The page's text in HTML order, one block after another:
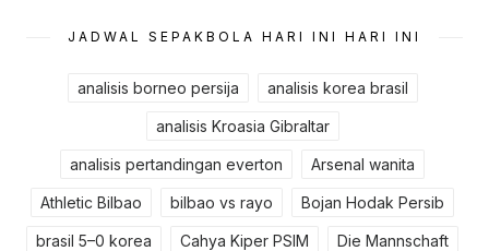
JADWAL SEPAKBOLA HARI INI HARI INI
analisis borneo persija analisis korea brasil
analisis Kroasia Gibraltar
analisis pertandingan everton Arsenal wanita
Athletic Bilbao bilbao vs rayo Bojan Hodak Persib
brasil 5–0 korea Cahya Kiper PSIM Die Mannschaft